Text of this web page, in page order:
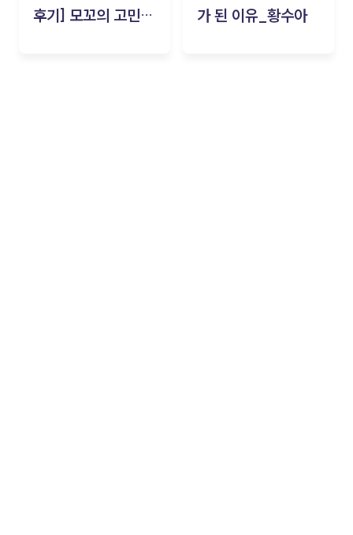
후기] 모꼬의 고민세
가 된 이유_황수아